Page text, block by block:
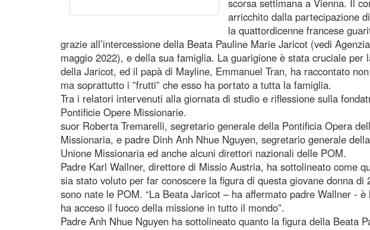
scorsa settimana a Vienna. Il
arricchito dalla partecipazione
la quattordicenne francese
grazie all’intercessione della Beata Pauline Marie Jaricot (vedi
maggio 2022), e della sua famiglia. La guarigione è stata cruciale per
della Jaricot, ed il papà di Mayline, Emmanuel Tran, ha raccontato
ma soprattutto i ”frutti” che esso ha portato a tutta la famiglia.
Tra i relatori intervenuti alla giornata di studio e riflessione sulla
Pontificie Opere Missionarie.
suor Roberta Tremarelli, segretario generale della Pontificia Opera
Missionaria, e padre Dinh Anh Nhue Nguyen, segretario generale
Unione Missionaria ed anche alcuni direttori nazionali delle POM.
Padre Karl Wallner, direttore di Missio Austria, ha sottolineato come
sia stato voluto per far conoscere la figura di questa giovane donna di
sono nate le POM. “La Beata Jaricot – ha affermato padre Wallner -
ha acceso il fuoco della missione in tutto il mondo”.
Padre Anh Nhue Nguyen ha sottolineato quanto la figura della Beata